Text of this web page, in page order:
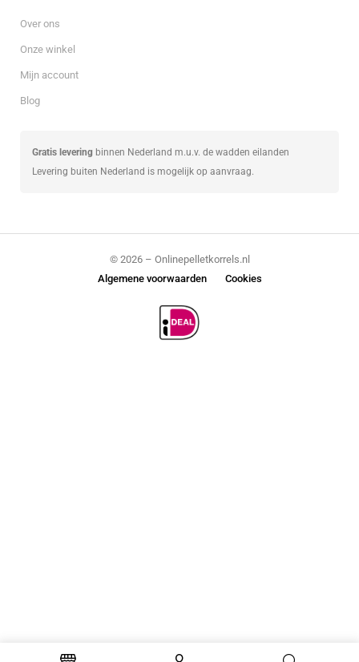
Over ons
Onze winkel
Mijn account
Blog
Gratis levering binnen Nederland m.u.v. de wadden eilanden
Levering buiten Nederland is mogelijk op aanvraag.
© 2026 – Onlinepelletkorrels.nl
Algemene voorwaarden
Cookies